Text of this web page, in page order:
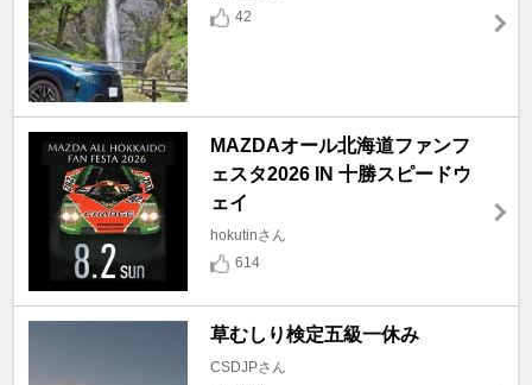
42
MAZDAオール北海道ファンフ
ェスタ2026 IN 十勝スピードウ
ェイ
hokutinさん
614
草むしり検定五級一休み
CSDJPさん